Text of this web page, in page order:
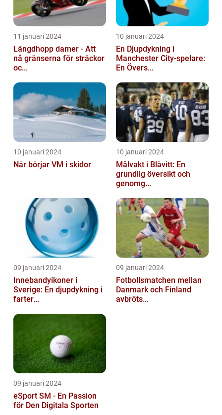
11 januari 2024
Längdhopp damer - Att
nå gränserna för sträckor
oc...
10 januari 2024
En Djupdykning i
Manchester City-spelare:
En Övers...
10 januari 2024
När börjar VM i skidor
10 januari 2024
Målvakt i Blåvitt: En
grundlig översikt och
genomg...
09 januari 2024
Innebandyikoner i
Sverige: En djupdykning i
farter...
09 januari 2024
Fotbollsmatchen mellan
Danmark och Finland
avbröts...
09 januari 2024
eSport SM - En Passion
för Den Digitala Sporten